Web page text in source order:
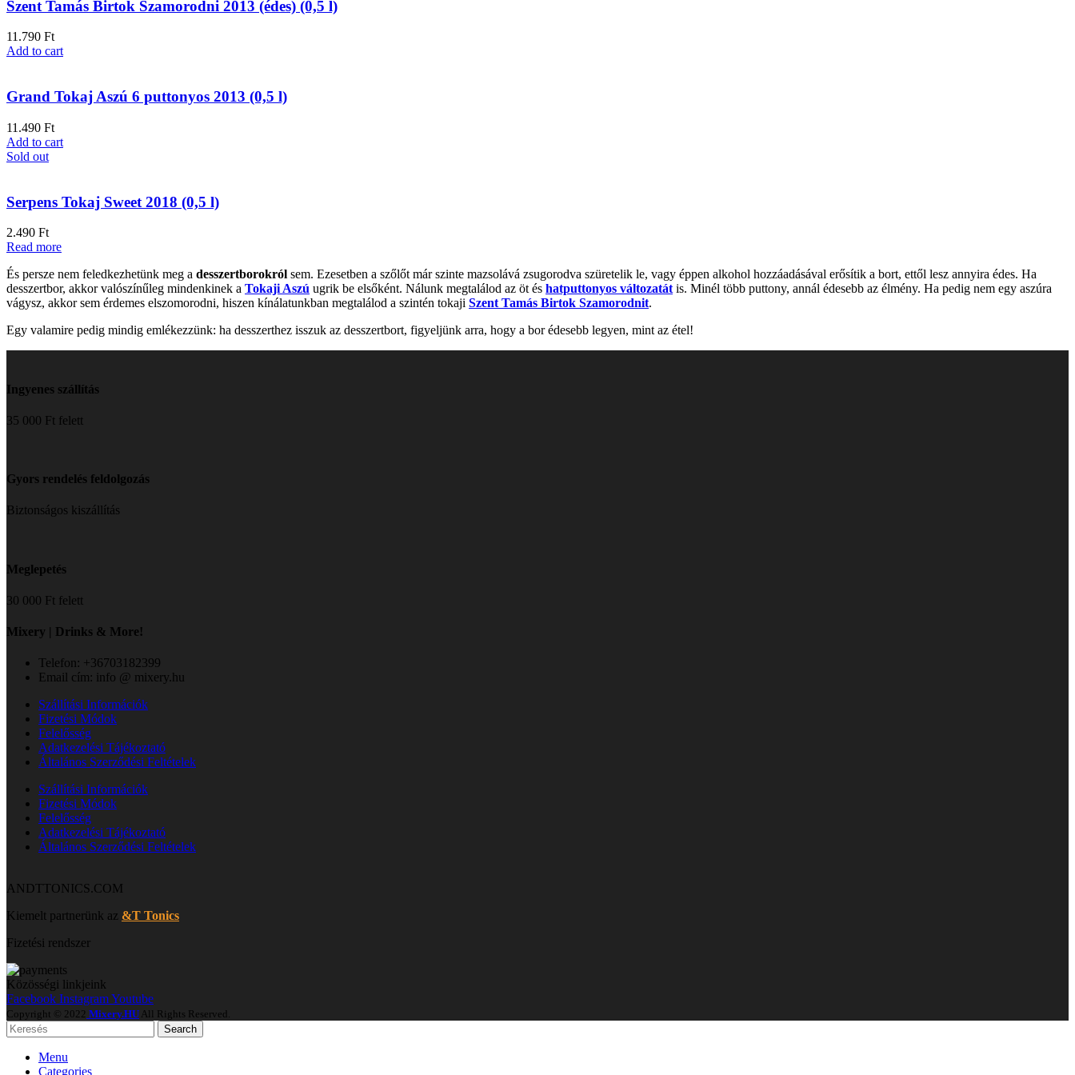
Szent Tamás Birtok Szamorodni 2013 (édes) (0,5 l)
11.790 Ft
Add to cart
Grand Tokaj Aszú 6 puttonyos 2013 (0,5 l)
11.490 Ft
Add to cart
Sold out
Serpens Tokaj Sweet 2018 (0,5 l)
2.490 Ft
Read more
És persze nem feledkezhetünk meg a desszertborokról sem. Ezesetben a szőlőt már szinte mazsolává zsugorodva szüretelik le, vagy éppen alkohol hozzáadásával erősítik a bort, ettől lesz annyira édes. Ha
desszertbor, akkor valószínűleg mindenkinek a Tokaji Aszú ugrik be elsőként. Nálunk megtalálod az öt és hatputtonyos változatát is. Minél több puttony, annál édesebb az élmény. Ha pedig nem egy aszúra
vágysz, akkor sem érdemes elszomorodni, hiszen kínálatunkban megtalálod a szintén tokaji Szent Tamás Birtok Szamorodnit.
Egy valamire pedig mindig emlékezzünk: ha desszerthez isszuk az desszertbort, figyeljünk arra, hogy a bor édesebb legyen, mint az étel!
Ingyenes szállítás
35 000 Ft felett
Gyors rendelés feldolgozás
Biztonságos kiszállítás
Meglepetés
30 000 Ft felett
Mixery | Drinks & More!
Telefon: +36703182399
Email cím: info @ mixery.hu
Szállítási Információk
Fizetési Módok
Felelősség
Adatkezelési Tájékoztató
Általános Szerződési Feltételek
Szállítási Információk
Fizetési Módok
Felelősség
Adatkezelési Tájékoztató
Általános Szerződési Feltételek
ANDTTONICS.COM
Kiemelt partnerünk az &T Tonics
Fizetési rendszer
Közösségi linkjeink
Facebook InstagramYoutube
Copyright © 2022 Mixery.HU All Rights Reserved.
Search
Menu
Categories